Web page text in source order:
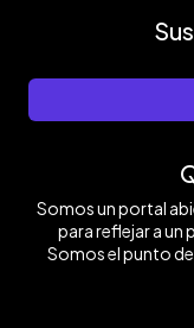
Somos un portal
para reflejar a un
Somos el punto